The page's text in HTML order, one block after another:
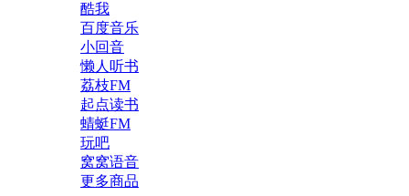
酷我
百度音乐
小回音
懒人听书
荔枝FM
起点读书
蜻蜓FM
玩吧
窝窝语音
更多商品